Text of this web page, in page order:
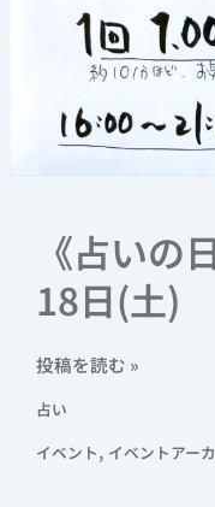
《占いの
18日(土)
投稿を読む »
占い
イベント, イベントアー